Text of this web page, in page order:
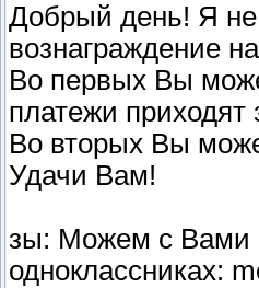
Добрый день! Я не
вознаграждение
Во первых Вы
платежи
Во вторых Вы
Удачи Вам!
зы: Можем с Вами
одноклассниках: